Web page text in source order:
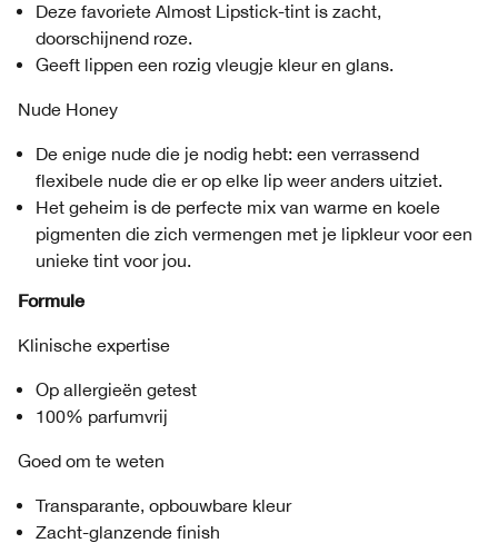
Deze favoriete Almost Lipstick-tint is zacht,
doorschijnend roze.
Geeft lippen een rozig vleugje kleur en glans.
Nude Honey
De enige nude die je nodig hebt: een verrassend
flexibele nude die er op elke lip weer anders uitziet.
Het geheim is de perfecte mix van warme en koele
pigmenten die zich vermengen met je lipkleur voor een
unieke tint voor jou.
Formule
Klinische expertise
Op allergieën getest
100% parfumvrij
Goed om te weten
Transparante, opbouwbare kleur
Zacht-glanzende finish